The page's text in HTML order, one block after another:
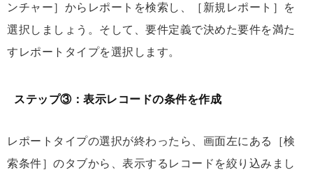
ンチャー］からレポートを検索し、［新規レポート］を
選択しましょう。そして、要件定義で決めた要件を満た
すレポートタイプを選択します。
ステップ③：表示レコードの条件を作成
レポートタイプの選択が終わったら、画面左にある［検
索条件］のタブから、表示するレコードを絞り込みまし